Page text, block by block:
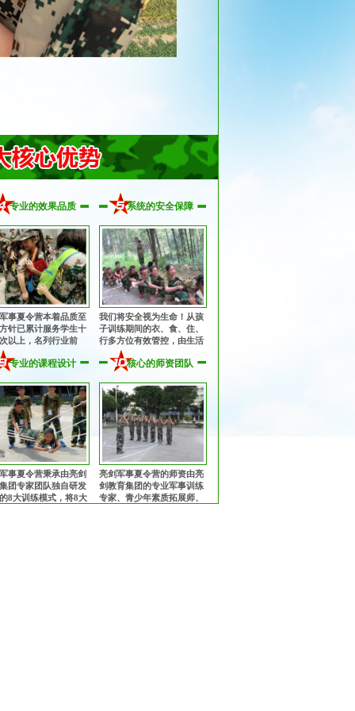
专业的效果品质
事夏令营本着品质至
针已累计服务学生十
以上，名列行业前
得家长与学生的充分
赞誉，让全国的孩子
令营！
系统的安全保障
我们将安全视为生命！从孩
子训练期间的衣、食、住、
行多方位有效管控，由生活
老师24小时监护，并在入营
前为每一位孩子购买保险。
专业的课程设计
事夏令营秉承由亮剑
团专家团队独自研发
8大训练模式，将8大
核心的师资团队
亮剑军事夏令营的师资由亮
剑教育集团的专业军事训练
专家、青少年素质拓展师、